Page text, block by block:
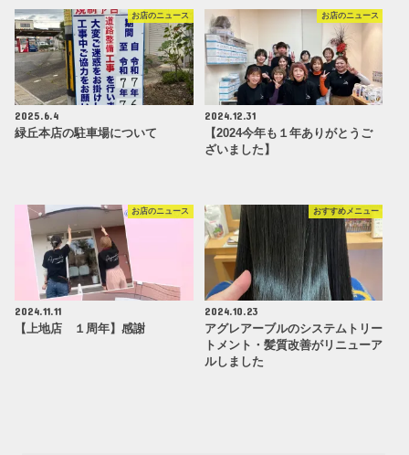
お店のニュース
2025.6.4
緑丘本店の駐車場について
お店のニュース
2024.12.31
【2024今年も１年ありがとうご
ざいました】
お店のニュース
2024.11.11
【上地店 １周年】感謝
おすすめメニュー
2024.10.23
アグレアーブルのシステムトリー
トメント・髪質改善がリニューア
ルしました